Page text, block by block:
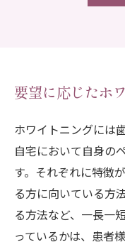
要望に応じたホ
ホワイトニングには
自宅において自身の
す。それぞれに特徴
る方に向いている方
る方法など、一長一
っているかは、患者